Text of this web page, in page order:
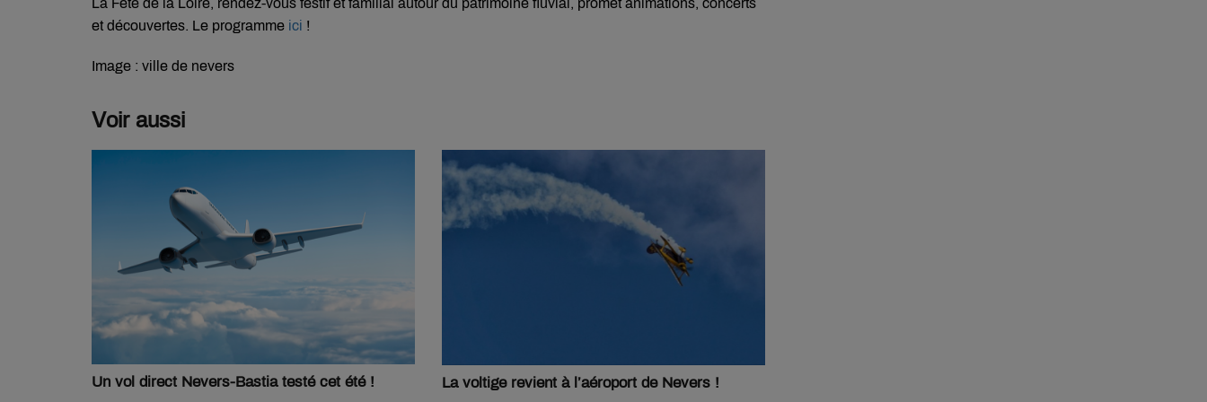
et découvertes. Le programme ici !
Image : ville de nevers
Voir aussi
Un vol direct Nevers-Bastia testé cet été ! La voltige revient à l’aéroport de Nevers !